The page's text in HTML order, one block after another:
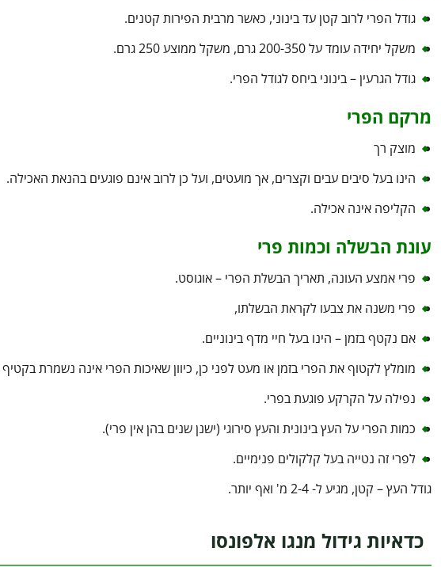
גודל הפרי לרוב קטן עד בינוני, כאשר מרבית הפירות קטנים.
משקל יחידה עומד על 200-350 גרם, משקל ממוצע 250 גרם.
גודל הגרעין – בינוני ביחס לגודל הפרי.
מרקם הפרי
מוצק רך
הינו בעל סיבים עבים וקצרים, אך מועטים, ועל כן לרוב אינם פוגעים בהנאת האכילה.
הקליפה אינה אכילה.
עונת הבשלה וכמות פרי
פרי אמצע העונה, תאריך הבשלת הפרי – אוגוסט.
פרי משנה את צבעו לקראת הבשלתו,
אם נקטף בזמן – הינו בעל חיי מדף בינוניים.
מומלץ לקטוף את הפרי בזמן או מעט לפני כן, כיוון שאיכות הפרי אינה נשמרת
נפילה על הקרקע פוגעת בפרי.
כמות הפרי על העץ בינונית והעץ סירוגי (ישנן שנים בהן אין פרי).
לפרי זה נטייה בעל קלקולים פנימיים.
גודל העץ – קטן, מגיע ל- 2-4 מ' ואף יותר.
כדאיות גידול מנגו אלפונסו